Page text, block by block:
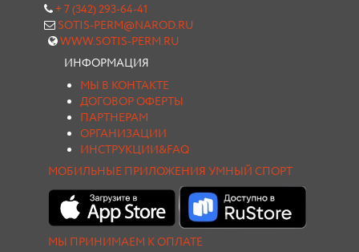
+ 7 (342) 293-64-41
SOTIS-PERM@NAROD.RU
WWW.SOTIS-PERM.RU
ИНФОРМАЦИЯ
МЫ В КОНТАКТЕ
ДОГОВОР ОФЕРТЫ
ПАРТНЕРАМ
ОРГАНИЗАЦИИ
ИНСТРУКЦИИ&FAQ
МОБИЛЬНЫЕ ПРИЛОЖЕНИЯ УМНЫЙ СПОРТ
МЫ ПРИНИМАЕМ К ОПЛАТЕ